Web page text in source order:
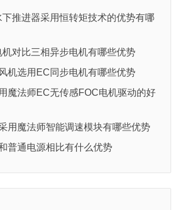
推进器采用恒转矩技术的优势有哪
对比三相异步电机有哪些优势
机选用EC同步电机有哪些优势
魔法师EC无传感FOC电机驱动的好
用魔法师智能调速模块有哪些优势
普通电源相比有什么优势